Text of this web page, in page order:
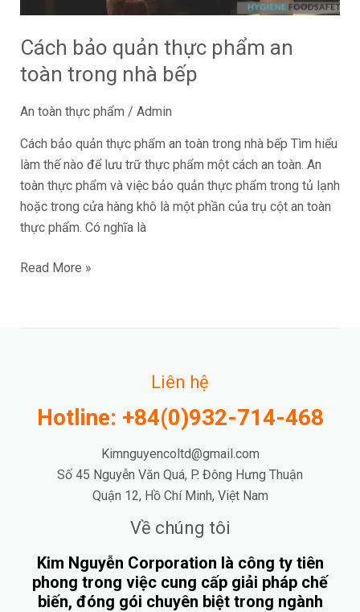
Cách bảo quản thực phẩm an
toàn trong nhà bếp
An toàn thực phẩm / Admin
Cách bảo quản thực phẩm an toàn trong nhà bếp Tìm hiểu
làm thế nào để lưu trữ thực phẩm một cách an toàn. An
toàn thực phẩm và việc bảo quản thực phẩm trong tủ lạnh
hoặc trong cửa hàng khô là một phần của trụ cột an toàn
thực phẩm. Có nghĩa là
Read More »
Liên hệ
Hotline: +84(0)932-714-468
Kimnguyencoltd@gmail.com
Số 45 Nguyễn Văn Quá, P. Đông Hưng Thuận
Quận 12, Hồ Chí Minh, Việt Nam
Về chúng tôi
Kim Nguyễn Corporation là công ty tiên
phong trong việc cung cấp giải pháp chế
biến, đóng gói chuyên biệt trong ngành